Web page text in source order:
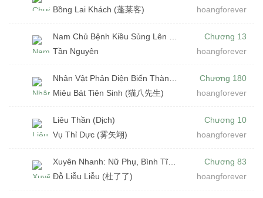
Bồng Lai Khách (蓬莱客)
hoangforever
Tần Nguyên
Chương 13
hoangforever
Miêu Bát Tiên Sinh (猫八先生)
Chương 180
hoangforever
Liêu Thần (Dịch)
Vụ Thỉ Dực (雾矢翊)
Chương 10
hoangforever
Xuyên Nhanh: Nữ Phụ, Bình Tĩnh Nào! (Dịch)
Đỗ Liễu Liễu (杜了了)
Chương 83
hoangforever